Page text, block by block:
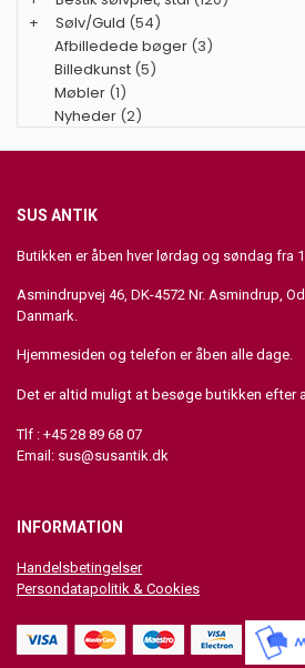
+
Sølv/Guld (54)
Afbilledede bøger (3)
Billedkunst (5)
Møbler (1)
Nyheder (2)
SUS ANTIK
Butikken er åben hver lørdag og søndag fra
Asmindrupvej 46, DK-4572 Nr. Asmindrup,
Danmark.
Hjemmesiden og telefon er åben alle dage.
Det er altid muligt at besøge butikken efter
Tlf : +45 28 89 68 07
Email: sus@susantik.dk
INFORMATION
Handelsbetingelser
Persondatapolitik & Cookies